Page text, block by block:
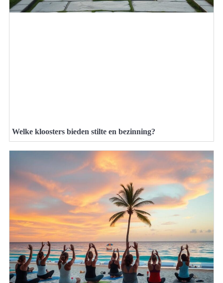
Welke kloosters bieden stilte en bezinning?